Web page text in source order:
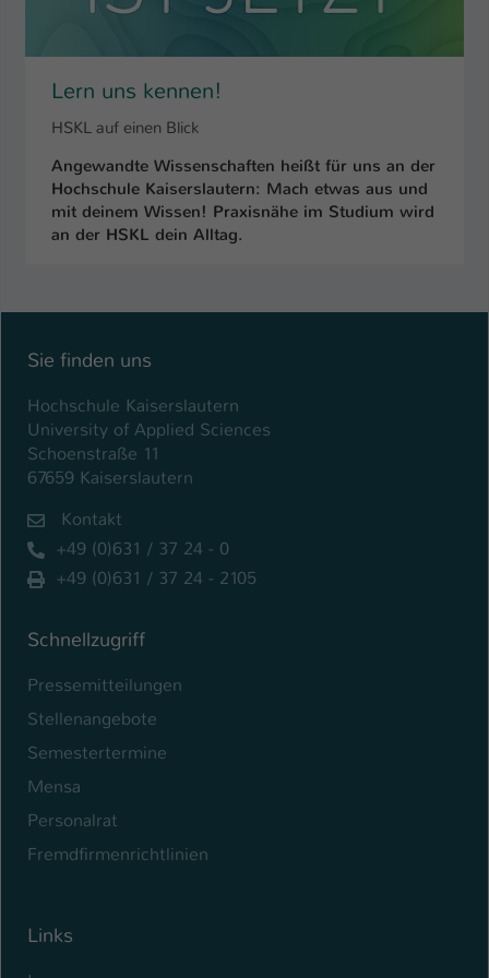
Lern uns kennen!
HSKL auf einen Blick
Angewandte Wissenschaften heißt für uns an der
Hochschule Kaiserslautern: Mach etwas aus und
mit deinem Wissen! Praxisnähe im Studium wird
an der HSKL dein Alltag.
Sie finden uns
Hochschule Kaiserslautern
University of Applied Sciences
Schoenstraße 11
67659 Kaiserslautern
Kontakt
+49 (0)631 / 37 24 - 0
+49 (0)631 / 37 24 - 2105
Schnellzugriff
Pressemitteilungen
Stellenangebote
Semestertermine
Mensa
Personalrat
Fremdfirmenrichtlinien
Links
Anbieter TYPO3
Laufzeit 1 Tag
Zweck
Dieser Cookie teilt der Webseite mit, ob
ein Besucher im Typo3-Backend
angemeldet ist und Rechte besitzt diese